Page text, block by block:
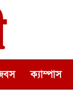
ক্যাম্পাস